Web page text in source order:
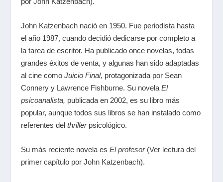
John Katzenbach nació en 1950. Fue periodista hasta
el año 1987, cuando decidió dedicarse por completo a
la tarea de escritor. Ha publicado once novelas, todas
grandes éxitos de venta, y algunas han sido adaptadas
al cine comoJuicio Final, protagonizada por Sean
Connery y Lawrence Fishburne. Su novelaEl
psicoanalista, publicada en 2002, es su libro más
popular, aunque todos sus libros se han instalado como
referentes delthriller psicológico.
Su más reciente novela esEl profesor(Ver lectura del
primer capítulo por John Katzenbach).